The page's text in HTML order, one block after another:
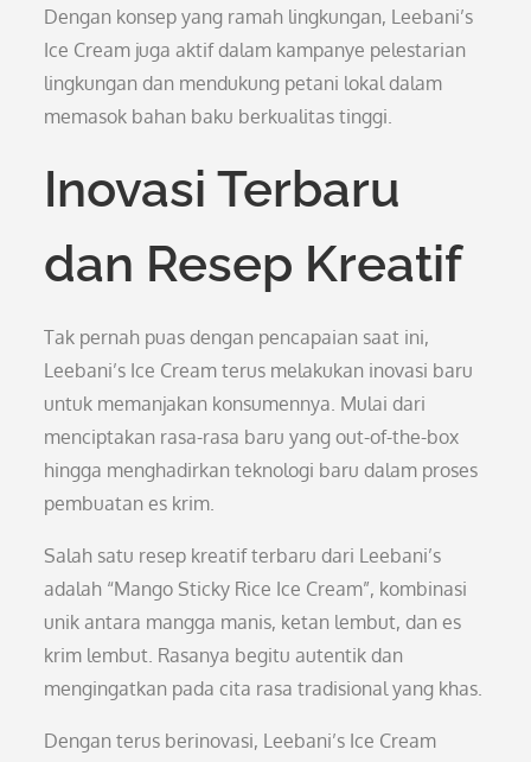
Dengan konsep yang ramah lingkungan, Leebani’s
Ice Cream juga aktif dalam kampanye pelestarian
lingkungan dan mendukung petani lokal dalam
memasok bahan baku berkualitas tinggi.
Inovasi Terbaru
dan Resep Kreatif
Tak pernah puas dengan pencapaian saat ini,
Leebani’s Ice Cream terus melakukan inovasi baru
untuk memanjakan konsumennya. Mulai dari
menciptakan rasa-rasa baru yang out-of-the-box
hingga menghadirkan teknologi baru dalam proses
pembuatan es krim.
Salah satu resep kreatif terbaru dari Leebani’s
adalah “Mango Sticky Rice Ice Cream”, kombinasi
unik antara mangga manis, ketan lembut, dan es
krim lembut. Rasanya begitu autentik dan
mengingatkan pada cita rasa tradisional yang khas.
Dengan terus berinovasi, Leebani’s Ice Cream